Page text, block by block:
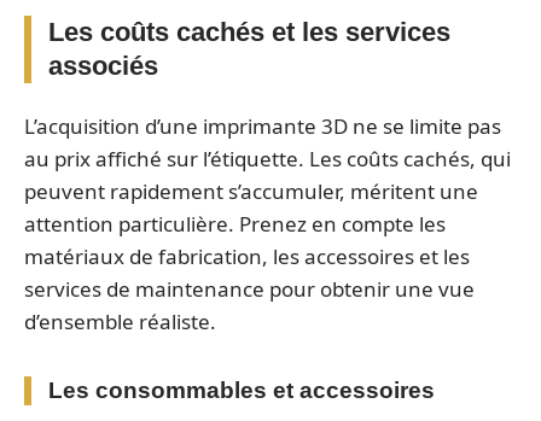
Les coûts cachés et les services
associés
L’acquisition d’une imprimante 3D ne se limite pas
au prix affiché sur l’étiquette. Les coûts cachés, qui
peuvent rapidement s’accumuler, méritent une
attention particulière. Prenez en compte les
matériaux de fabrication, les accessoires et les
services de maintenance pour obtenir une vue
d’ensemble réaliste.
Les consommables et accessoires